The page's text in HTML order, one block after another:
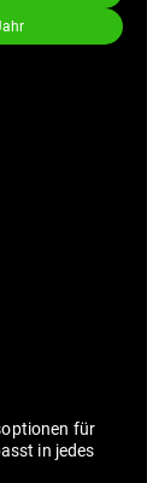
für
in jedes